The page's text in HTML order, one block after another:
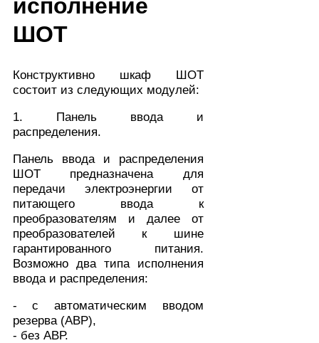
исполнение
ШОТ
Конструктивно шкаф ШОТ
состоит из следующих модулей:
1. Панель ввода и
распределения.
Панель ввода и распределения
ШОТ предназначена для
передачи электроэнергии от
питающего ввода к
преобразователям и далее от
преобразователей к шине
гарантированного питания.
Возможно два типа исполнения
ввода и распределения:
- с автоматическим вводом
резерва (АВР),
- без АВР.